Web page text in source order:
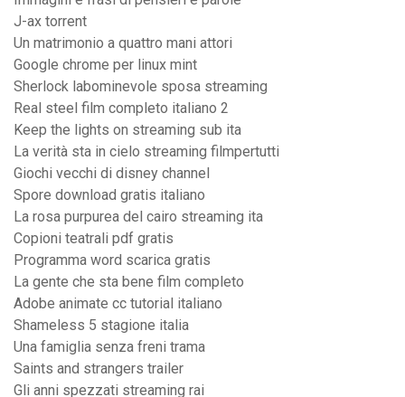
J-ax torrent
Un matrimonio a quattro mani attori
Google chrome per linux mint
Sherlock labominevole sposa streaming
Real steel film completo italiano 2
Keep the lights on streaming sub ita
La verità sta in cielo streaming filmpertutti
Giochi vecchi di disney channel
Spore download gratis italiano
La rosa purpurea del cairo streaming ita
Copioni teatrali pdf gratis
Programma word scarica gratis
La gente che sta bene film completo
Adobe animate cc tutorial italiano
Shameless 5 stagione italia
Una famiglia senza freni trama
Saints and strangers trailer
Gli anni spezzati streaming rai